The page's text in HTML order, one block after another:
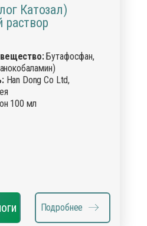
Катозал)
Бутафосфан,
Han Dong Co Ltd,
100 мл
Подробнее